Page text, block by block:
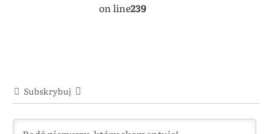
on line239
Subskrybuj